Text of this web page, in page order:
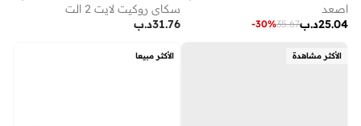
اصعد
د.ب25.04
35.67
-30%
سكاي روكيت لايت 2 الت
د.ب31.76
الأكثر مشاهدة الأكثر مبيعا